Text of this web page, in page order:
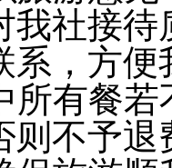
我社接
系，方
所有餐
则不予退